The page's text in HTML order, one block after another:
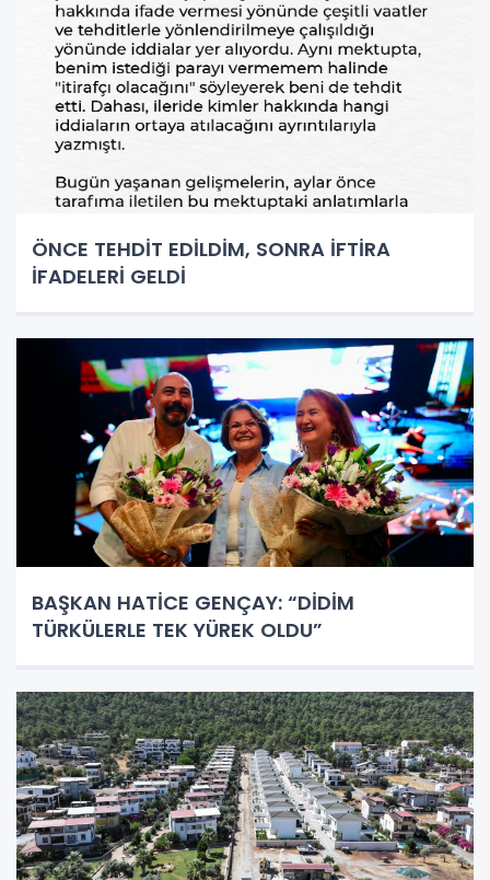
ÖNCE TEHDİT EDİLDİM, SONRA İFTİRA
İFADELERİ GELDİ
BAŞKAN HATİCE GENÇAY: “DİDİM
TÜRKÜLERLE TEK YÜREK OLDU”